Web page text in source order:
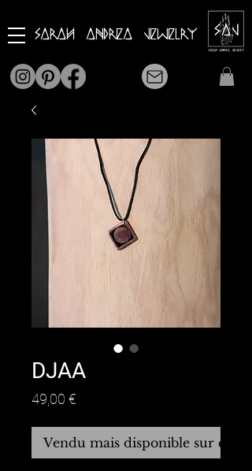
Sarah Andrea Jewelry
DJAA
49,00 €
Vendu mais disponible sur